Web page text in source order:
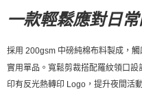
每筆NT$80，滿NT$10,000(
每筆NT$130，滿NT$10,000(
一款輕鬆應對日
採用 200gsm 中磅純棉布料製成，
實用單品。寬鬆剪裁搭配羅紋領口
印有反光熱轉印 Logo，提升夜間活